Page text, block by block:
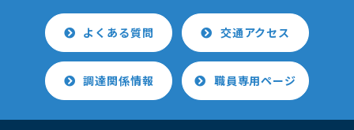
よくある質問 交通アクセス
調達関係情報 職員専用ページ